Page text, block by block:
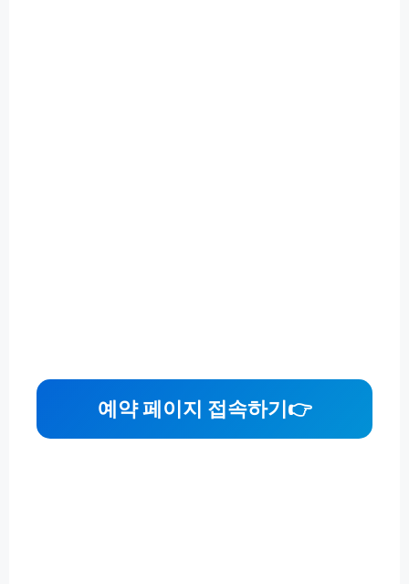
예약 페이지 접속하기👉